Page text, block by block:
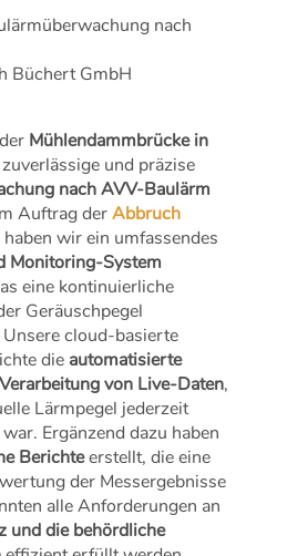
nach
Büchert GmbH
Mühlendammbrücke in
und präzise
nach AVV-Baulärm
Auftrag derAbbruch
haben wir ein umfassendes
Monitoring-System
eine kontinuierliche
Geräuschpegel
cloud-basierte
die automatisierte
von Live-Daten,
Lärmpegel jederzeit
Ergänzend dazu haben
Berichteerstellt, die eine
der Messergebnisse
alle Anforderungen an
und die behördliche